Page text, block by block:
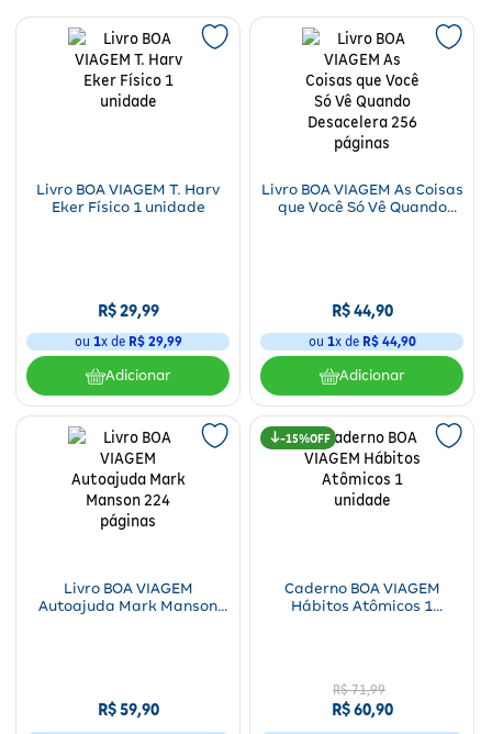
Livro BOA VIAGEM T. Harv
Eker Físico 1 unidade
R$29,99
ou 1x de R$ 29,99
Adicionar
Livro BOA VIAGEM As Coisas
que Você Só Vê Quando
R$44,90
ou 1x de R$ 44,90
Adicionar
Livro BOA VIAGEM
Autoajuda Mark Manson
R$59,90
15%
Caderno BOA VIAGEM
Hábitos Atômicos 1
R$ 71,99
R$60,90
Saúde Feminina
Cardiovasculares
Oftalmológicos
Medicamentos especiais
Diabetes
Pele e mucosas
Tratamento Acne
Fitoterápicos e Homeopáticos
Cuidados com a Pele
Protetor Solar
Limpeza de pele
Alimentação
Havaianas
Utilidades domésticos
Nutrição esportiva
Suplementos
Multilaser
Xiaomi
Tablets
Acessórios
Desodorantes
Banho
Higiene bucal